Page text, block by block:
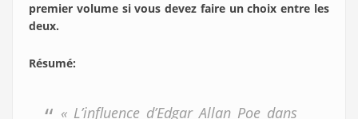
premier volume si vous devez faire un choix entre les
deux.
Résumé:
« L’influence d’Edgar Allan Poe dans